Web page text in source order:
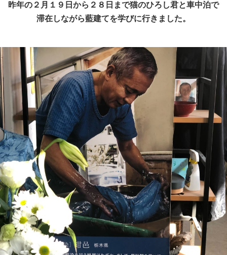
昨年の２月１９日から２８日まで猫のひろし君と車中泊で
滞在しながら藍建てを学びに行きました。